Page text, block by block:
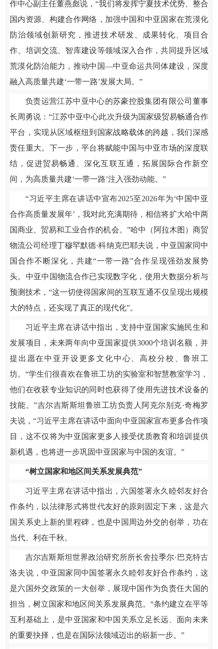
作中心副主任董燕彪说，“我们将发挥宁夏技术优势、整合
国内资源、构建合作网络，加强中国和中亚国家在荒漠化
防治领域创新研究，推进技术研发、成果转化、项目合
作、培训交流、智库建设等领域深入合作，共同提升区域
荒漠化防治能力，推动中国—中亚命运共同体建设，深度
融入高质量共建‘一带一路’发展大局。”
负责运营江苏中亚中心的苏豪控股集团有限公司董事
长周勇说：“江苏中亚中心此次升级为国家级贸易畅通合作
平台，实现从区域枢纽到国家战略载体的跨越，我们深感
责任重大。下一步，平台将赋能中国与中亚市场的深度联
结，促进贸易畅通、深化互联互通，拓展国际合作新空
间，为高质量共建‘一带一路’注入强劲动能。”
“习近平主席在讲话中宣布2025至2026年为‘中国中亚
合作高质量发展年’，我对此充满期待，相信将扩大哈中两
国商业、贸易和工业合作的机会。”哈中（阿拉木图）商贸
物流公司经理丁穆罕默德·科纳克巴耶夫说，中亚国家同中
国合作不断深化，共建“一带一路”合作呈现强劲发展势
头。中亚中国物流合作已实现数字化，使用大数据分析与
预测技术，“这一切使得国家间的互联互通不仅呈现出规模
大的特点，还实现了真正的现代化”。
习近平主席在讲话中指出，支持中亚国家实施民生和
发展项目，未来两年向中亚国家提供3000个培训名额，并
提出愿在中亚开设更多文化中心、高校分校、鲁班工
坊。“学生们很喜欢在鲁班工坊的实验室和智慧教室学习，
他们在收获专业知识的同时也获得了使用先进技术设备的
技能。”吉尔吉斯斯坦鲁班工坊负责人阿克尔别克·奇梅罗
夫说，“习近平主席在讲话中面向中亚国家宣布更多合作项
目，这不仅将为中亚国家更多人接受优质教育和培训提供
新机遇，也将进一步巩固中亚国家与中国的友谊。”
“树立国家和地区间关系发展典范”
习近平主席在讲话中指出，六国签署永久睦邻友好合
作条约，以法律形式将世代友好的原则固定下来，这是六
国关系史上新的里程碑，也是中国周边外交的创举，功在
当代、利在千秋。
吉尔吉斯斯坦世界政治研究所所长舍拉季尔·巴克特古
洛夫说，中亚国家同中国签署永久睦邻友好合作条约，这
是六国外交政策的一大创举，展现中国作为负责任大国的
担当，树立国家和地区间关系发展典范。“条约建立在平等
互利基础上，是中亚国家和中国关系立足长远、面向未来
的重要抉择，也是在国际法领域迈出的崭新一步。”